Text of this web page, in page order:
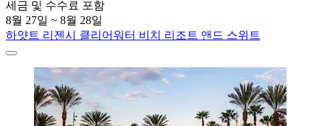
세금 및 수수료 포함
8월 27일 ~ 8월 28일
하얏트 리젠시 클리어워터 비치 리조트 앤드 스위트